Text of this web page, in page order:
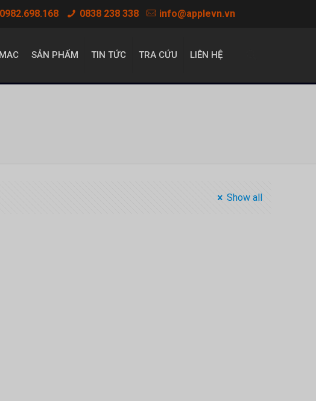
0982.698.168 0838 238 338 info@applevn.vn
SẢN PHẨM TIN TỨC TRA CỨU LIÊN HỆ
Show all